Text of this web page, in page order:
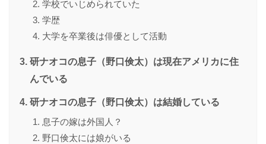
学校でいじめられていた
学歴
大学を卒業後は俳優として活動
研ナオコの息子（野口倹太）は現在アメリカに住
んでいる
研ナオコの息子（野口倹太）は結婚している
息子の嫁は外国人？
野口倹太には娘がいる